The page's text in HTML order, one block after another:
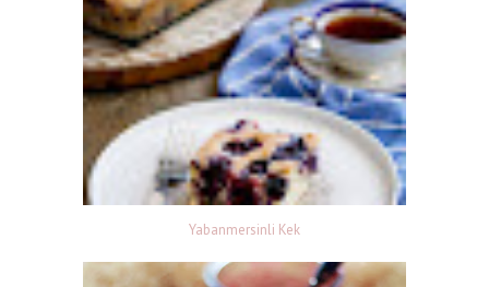
Yabanmersinli Kek